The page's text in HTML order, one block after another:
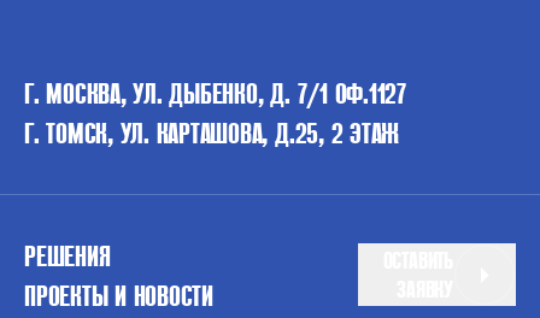
Г. МОСКВА, УЛ. ДЫБЕНКО, Д. 7/1 ОФ.1127
Г. ТОМСК, УЛ. КАРТАШОВА, Д.25, 2 ЭТАЖ
РЕШЕНИЯ
ПРОЕКТЫ И НОВОСТИ